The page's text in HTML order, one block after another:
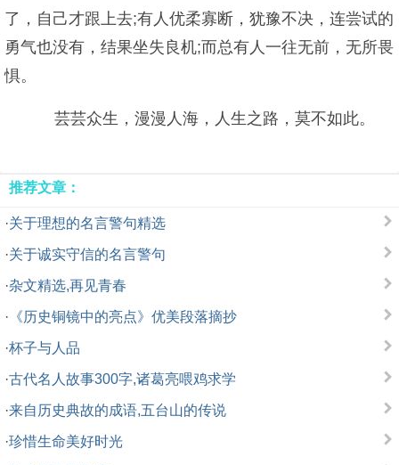
了，自己才跟上去;有人优柔寡断，犹豫不决，连尝试的
勇气也没有，结果坐失良机;而总有人一往无前，无所畏
惧。
芸芸众生，漫漫人海，人生之路，莫不如此。
推荐文章：
·关于理想的名言警句精选
·关于诚实守信的名言警句
·杂文精选,再见青春
· 《历史铜镜中的亮点》优美段落摘抄
·杯子与人品
·古代名人故事300字,诸葛亮喂鸡求学
·来自历史典故的成语,五台山的传说
·珍惜生命美好时光